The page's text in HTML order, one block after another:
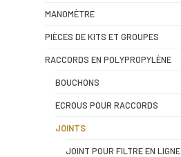
MANOMÈTRE
PIÈCES DE KITS ET GROUPES
RACCORDS EN POLYPROPYLÈNE
BOUCHONS
ECROUS POUR RACCORDS
JOINTS
JOINT POUR FILTRE EN LIGNE